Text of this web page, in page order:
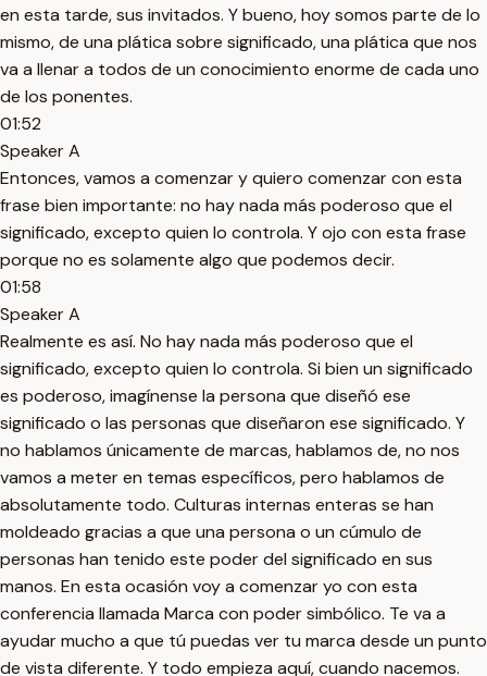
en esta tarde, sus invitados. Y bueno, hoy somos parte de lo
mismo, de una plática sobre significado, una plática que nos
va a llenar a todos de un conocimiento enorme de cada uno
de los ponentes.
01:52
Speaker A
Entonces, vamos a comenzar y quiero comenzar con esta
frase bien importante: no hay nada más poderoso que el
significado, excepto quien lo controla. Y ojo con esta frase
porque no es solamente algo que podemos decir.
01:58
Speaker A
Realmente es así. No hay nada más poderoso que el
significado, excepto quien lo controla. Si bien un significado
es poderoso, imagínense la persona que diseñó ese
significado o las personas que diseñaron ese significado. Y
no hablamos únicamente de marcas, hablamos de, no nos
vamos a meter en temas específicos, pero hablamos de
absolutamente todo. Culturas internas enteras se han
moldeado gracias a que una persona o un cúmulo de
personas han tenido este poder del significado en sus
manos. En esta ocasión voy a comenzar yo con esta
conferencia llamada Marca con poder simbólico. Te va a
ayudar mucho a que tú puedas ver tu marca desde un punto
de vista diferente. Y todo empieza aquí, cuando nacemos.